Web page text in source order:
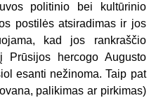
politinio bei kultūrinio
postilės atsiradimas ir jos
kad jos rankraščio
hercogo Augusto
esanti nežinoma. Taip pat
palikimas ar pirkimas)